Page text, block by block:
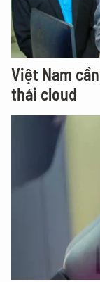
Việt Nam
thái cloud